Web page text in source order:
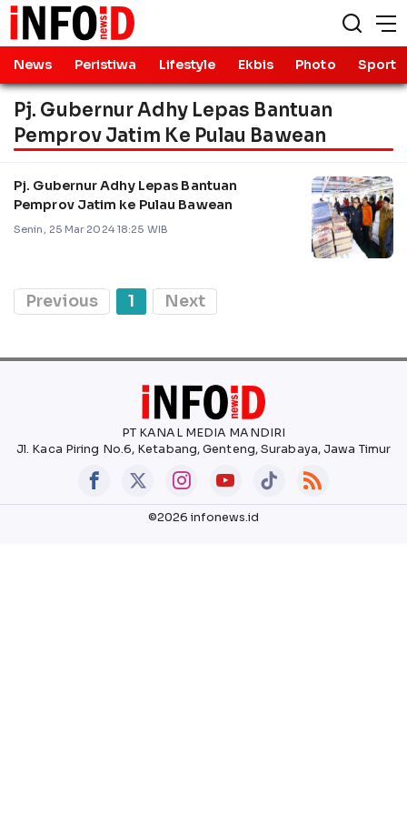
News Peristiwa Lifestyle Ekbis Photo Sport
Pj. Gubernur Adhy Lepas Bantuan
Pemprov Jatim Ke Pulau Bawean
Pj. Gubernur Adhy Lepas Bantuan
Pemprov Jatim ke Pulau Bawean
Senin, 25 Mar 2024 18:25 WIB
Previous 1 Next
PT KANAL MEDIA MANDIRI
Jl. Kaca Piring No.6, Ketabang, Genteng, Surabaya, Jawa Timur
©2026 infonews.id